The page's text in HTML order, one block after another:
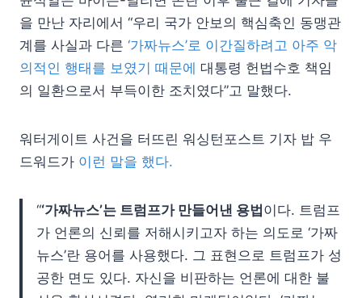
을 만난 자리에서 “우리 국가 안보의 핵심축인 동맹관
계를 사실과 다른 ‘가짜뉴스’로 이간질하려고 아주 악
의적인 행태를 보였기 때문에 대통령 헌법수호 책임
의 일환으로서 부득이한 조치였다”고 말했다.
워터게이트 사건을 터뜨린 워싱턴포스트 기자 밥 우
드워드가 이런 말을 했다.
“‘가짜뉴스’는 트럼프가 만들어낸 용법이다. 트럼프
가 언론의 신뢰를 저해시키고자 하는 의도로 ‘가짜
뉴스’란 용어를 사용했다. 그 표현으로 트럼프가 성
공한 면도 있다. 자신을 비판하는 언론에 대한 불